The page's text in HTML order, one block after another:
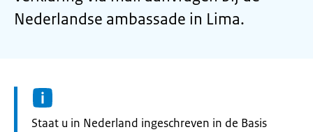
Nederlandse ambassade in Lima.
Informatie:
Staat u in Nederland ingeschreven in de Basis